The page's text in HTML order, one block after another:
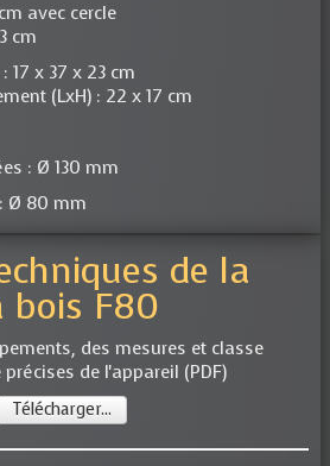
avec cercle
cm
17 x 37 x 23 cm
(LxH) : 22 x 17 cm
: Ø 130 mm
Ø 80 mm
de la
bois F80
des mesures et classe
de l'appareil (PDF)
Télécharger...